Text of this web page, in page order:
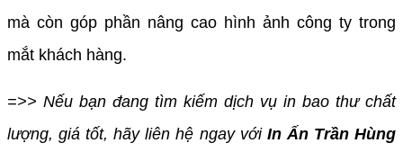
mà còn góp phần nâng cao hình ảnh công ty trong
mắt khách hàng.
=>> Nếu bạn đang tìm kiếm dịch vụ in bao thư chất
lượng, giá tốt, hãy liên hệ ngay với In Ấn Trần Hùng